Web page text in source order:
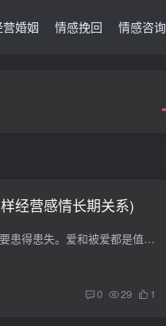
营婚姻 情感挽回 情感咨询
经营感情长期关系)
如何经营感情 首先不要患得患失。爱和被爱都是值得尊敬的。被别人爱说明自己的价值，爱别人是一种发自内心的情感需要，如果觉得对方值得爱，并且觉得能和对方爱一辈子就勇敢去追吧，成功失败都...
0 29 1